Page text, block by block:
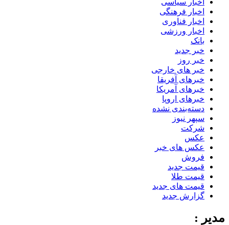
اخبار سیاسی
اخبار فرهنگی
اخبار فناوری
اخبار ورزشی
بانک
خبر جدید
خبر روز
خبر های خارجی
خبرهای آفریقا
خبرهای آمریکا
خبرهای اروپا
دسته‌بندی نشده
سپهر نیوز
شرکت
عکس
عکس های خبر
فروش
قیمت جدید
قیمت طلا
قیمت های جدید
گزارش جدید
مدیر :